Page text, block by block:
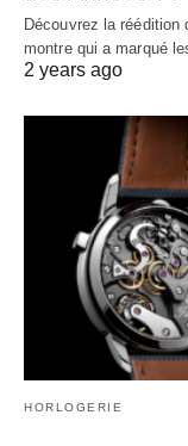
Découvrez la réédition
montre qui a marqué
2 years ago
HORLOGERIE